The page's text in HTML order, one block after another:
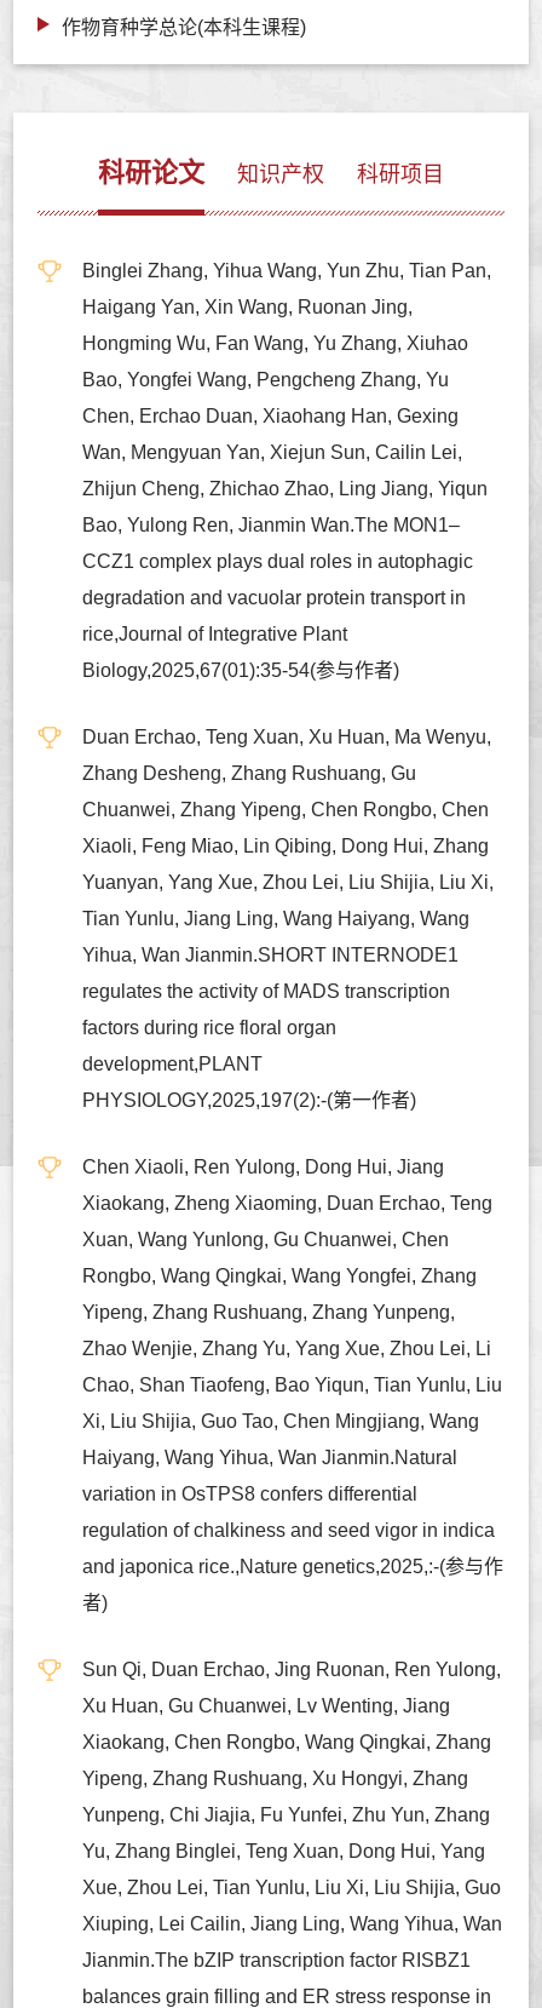
作物育种学总论(本科生课程)
科研论文 知识产权 科研项目
Binglei Zhang, Yihua Wang, Yun Zhu, Tian Pan,
Haigang Yan, Xin Wang, Ruonan Jing,
Hongming Wu, Fan Wang, Yu Zhang, Xiuhao
Bao, Yongfei Wang, Pengcheng Zhang, Yu
Chen, Erchao Duan, Xiaohang Han, Gexing
Wan, Mengyuan Yan, Xiejun Sun, Cailin Lei,
Zhijun Cheng, Zhichao Zhao, Ling Jiang, Yiqun
Bao, Yulong Ren, Jianmin Wan.The MON1–
CCZ1 complex plays dual roles in autophagic
degradation and vacuolar protein transport in
rice,Journal of Integrative Plant
Biology,2025,67(01):35-54(参与作者)
Duan Erchao, Teng Xuan, Xu Huan, Ma Wenyu,
Zhang Desheng, Zhang Rushuang, Gu
Chuanwei, Zhang Yipeng, Chen Rongbo, Chen
Xiaoli, Feng Miao, Lin Qibing, Dong Hui, Zhang
Yuanyan, Yang Xue, Zhou Lei, Liu Shijia, Liu Xi,
Tian Yunlu, Jiang Ling, Wang Haiyang, Wang
Yihua, Wan Jianmin.SHORT INTERNODE1
regulates the activity of MADS transcription
factors during rice floral organ
development,PLANT
PHYSIOLOGY,2025,197(2):-(第一作者)
Chen Xiaoli, Ren Yulong, Dong Hui, Jiang
Xiaokang, Zheng Xiaoming, Duan Erchao, Teng
Xuan, Wang Yunlong, Gu Chuanwei, Chen
Rongbo, Wang Qingkai, Wang Yongfei, Zhang
Yipeng, Zhang Rushuang, Zhang Yunpeng,
Zhao Wenjie, Zhang Yu, Yang Xue, Zhou Lei, Li
Chao, Shan Tiaofeng, Bao Yiqun, Tian Yunlu, Liu
Xi, Liu Shijia, Guo Tao, Chen Mingjiang, Wang
Haiyang, Wang Yihua, Wan Jianmin.Natural
variation in OsTPS8 confers differential
regulation of chalkiness and seed vigor in indica
and japonica rice.,Nature genetics,2025,:-(参与作
者)
Sun Qi, Duan Erchao, Jing Ruonan, Ren Yulong,
Xu Huan, Gu Chuanwei, Lv Wenting, Jiang
Xiaokang, Chen Rongbo, Wang Qingkai, Zhang
Yipeng, Zhang Rushuang, Xu Hongyi, Zhang
Yunpeng, Chi Jiajia, Fu Yunfei, Zhu Yun, Zhang
Yu, Zhang Binglei, Teng Xuan, Dong Hui, Yang
Xue, Zhou Lei, Tian Yunlu, Liu Xi, Liu Shijia, Guo
Xiuping, Lei Cailin, Jiang Ling, Wang Yihua, Wan
Jianmin.The bZIP transcription factor RISBZ1
balances grain filling and ER stress response in